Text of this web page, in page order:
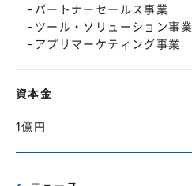
-パートナーセールス事業
-ツール・ソリューション事業
-アプリマーケティング事業
資本金
1億円